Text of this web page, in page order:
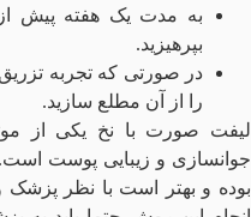
به مدت یک هفته پیش
بپرهیزید.
در صورتی که تجربه
را از آن مطلع سازید.
لیفت صورت با نخ یکی از
جوانسازی و زیبایی پوست
بوده و بهتر است با نظر